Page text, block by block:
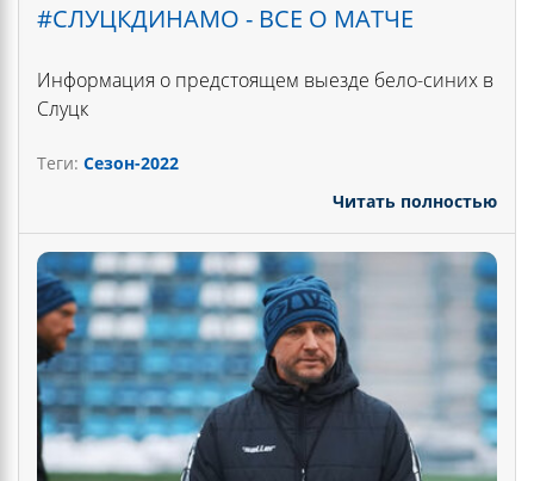
#CЛУЦКДИНАМО - ВСЕ О МАТЧЕ
Информация о предстоящем выезде бело-синих в
Слуцк
Теги: Сезон-2022
Читать полностью